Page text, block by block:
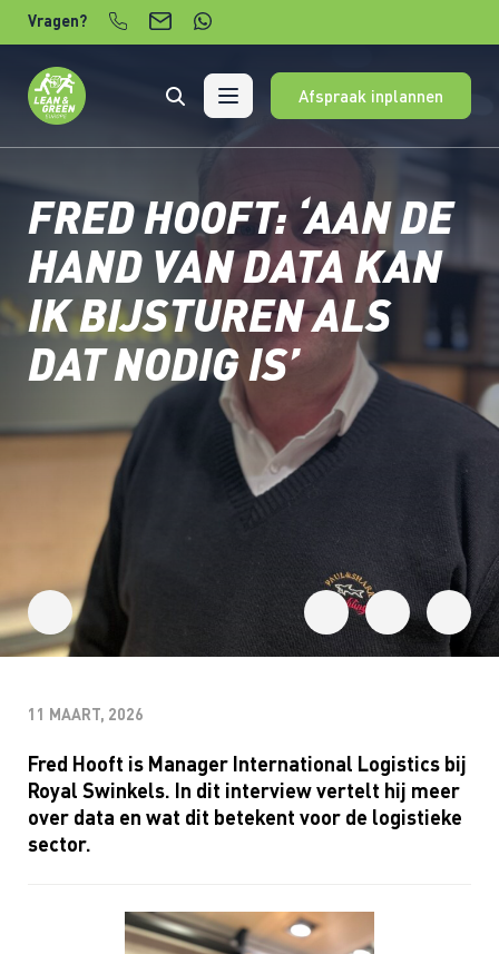
Verder naar content
Vragen?
Afspraak inplannen
FRED HOOFT: ‘AAN DE
HAND VAN DATA KAN
IK BIJSTUREN ALS
DAT NODIG IS’
11 MAART, 2026
Fred Hooft is Manager International Logistics bij
Royal Swinkels. In dit interview vertelt hij meer
over data en wat dit betekent voor de logistieke
sector.